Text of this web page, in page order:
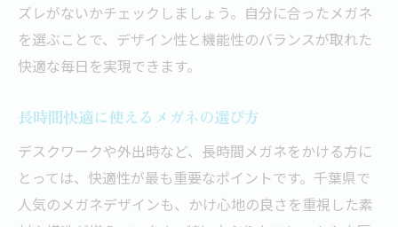
ズレがないかチェックしましょう。自分に合ったメガネ
を選ぶことで、デザイン性と機能性のバランスが取れた
快適な毎日を実現できます。
長時間快適に使えるメガネの選び方
デスクワークや外出時など、長時間メガネをかける方に
とっては、快適性が最も重要なポイントです。千葉県で
人気のメガネデザインも、かけ心地の良さを重視した素